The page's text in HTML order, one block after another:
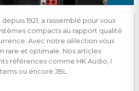
1921, a rassemblé pour vous
compacts au rapport qualité
Avec notre sélection vous
rare et optimale. Nos articles
références comme HK Audio, I
ou encore JBL.